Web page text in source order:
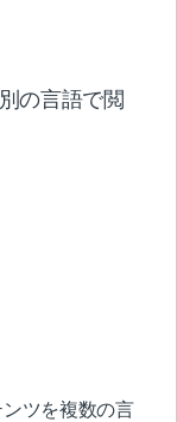
トナー
の言語で閲
ツを複数の言